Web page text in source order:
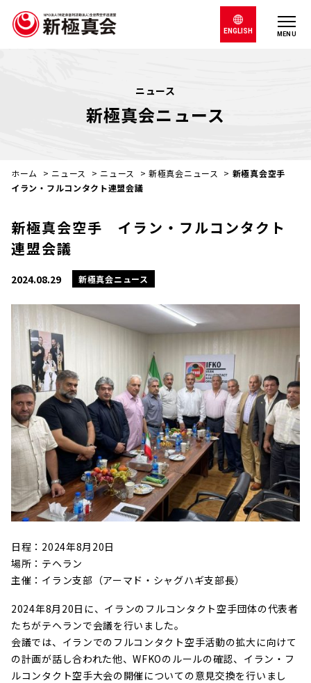
MENU
ENGLISH
ニュース
新極真会ニュース
ホーム > ニュース > ニュース >新極真会ニュース > 新極真会空手
イラン・フルコンタクト連盟会議
新極真会空手 イラン・フルコンタクト
連盟会議
2024.08.29 新極真会ニュース
日程：2024年8月20日
場所：テヘラン
主催：イラン支部（アーマド・シャグハギ支部長）
2024年8月20日に、イランのフルコンタクト空手団体の代表者
たちがテヘランで会議を行いました。
会議では、イランでのフルコンタクト空手活動の拡大に向けて
の計画が話し合われた他、WFKOのルールの確認、イラン・フ
ルコンタクト空手大会の開催についての意見交換を行いまし